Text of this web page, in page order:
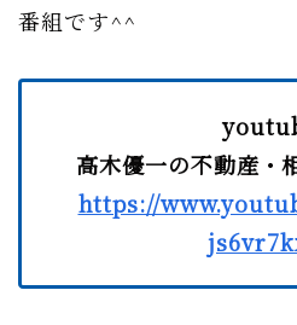
番組です^^
高木優一の不動産・
https://